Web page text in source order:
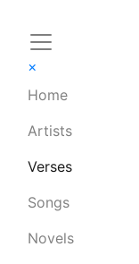
×
Home
Artists
Verses
Songs
Novels